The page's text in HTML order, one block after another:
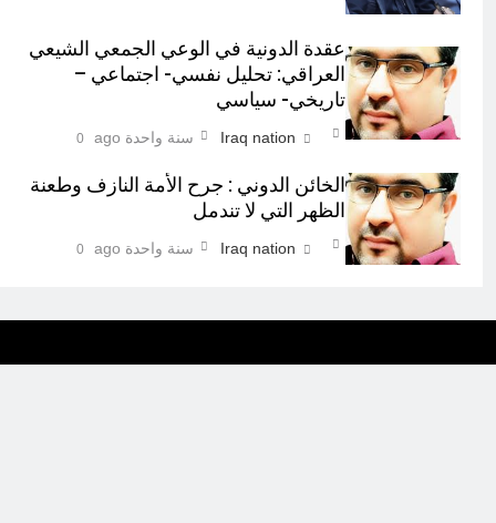
عقدة الدونية في الوعي الجمعي الشيعي
العراقي: تحليل نفسي- اجتماعي –
تاريخي- سياسي
Iraq nation سنة واحدة ago 0
الخائن الدوني : جرح الأمة النازف وطعنة
الظهر التي لا تندمل
Iraq nation سنة واحدة ago 0